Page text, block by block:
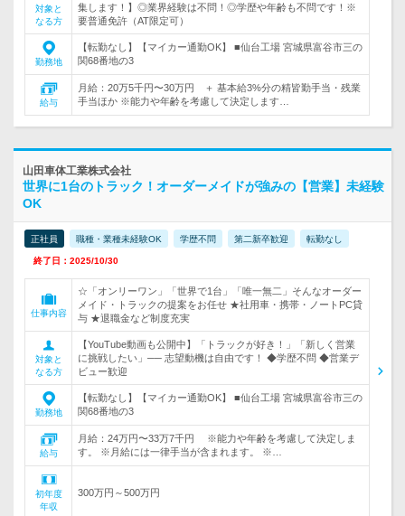
対象と
なる方
集します！】◎業界経験は不問！◎学歴や年齢も不問です！※
要普通免許（AT限定可）
勤務地
【転勤なし】【マイカー通勤OK】 ■仙台工場 宮城県富谷市三の
関68番地の3
給与
月給：20万5千円〜30万円 ＋ 基本給3%分の精皆勤手当・残業
手当ほか ※能力や年齢を考慮して決定します…
山田車体工業株式会社
世界に1台のトラック！オーダーメイドが強みの【営業】未経験
OK
正社員 職種・業種未経験OK 学歴不問 第二新卒歓迎 転勤なし
終了日：2025/10/30
仕事内容
☆「オンリーワン」「世界で1台」「唯一無二」そんなオーダー
メイド・トラックの提案をお任せ ★社用車・携帯・ノートPC貸
与 ★退職金など制度充実
対象と
なる方
【YouTube動画も公開中】「トラックが好き！」「新しく営業
に挑戦したい」── 志望動機は自由です！ ◆学歴不問 ◆営業デ
ビュー歓迎
勤務地
【転勤なし】【マイカー通勤OK】 ■仙台工場 宮城県富谷市三の
関68番地の3
給与
月給：24万円〜33万7千円 ※能力や年齢を考慮して決定しま
す。 ※月給には一律手当が含まれます。 ※…
初年度
年収
300万円～500万円